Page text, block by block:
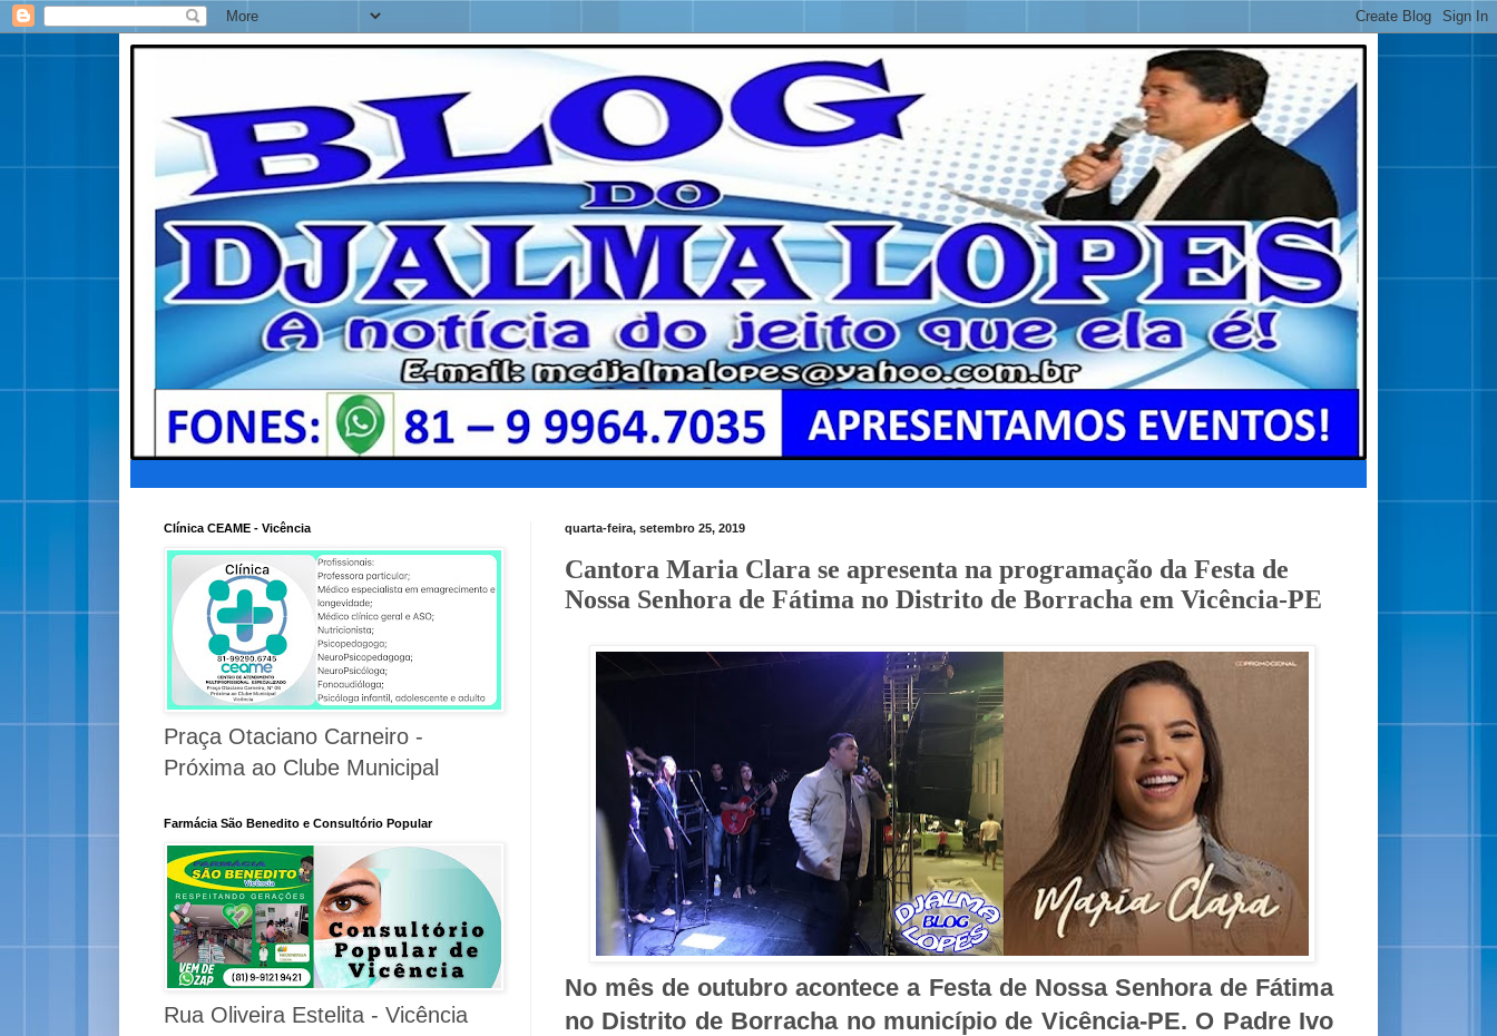
quarta-feira, setembro 25, 2019
Cantora Maria Clara se apresenta na programação da Festa de
Nossa Senhora de Fátima no Distrito de Borracha em Vicência-PE
No mês de outubro acontece a Festa de Nossa Senhora de Fátima
no Distrito de Borracha no município de Vicência-PE. O Padre Ivo
Clínica CEAME - Vicência
Praça Otaciano Carneiro -
Próxima ao Clube Municipal
Farmácia São Benedito e Consultório Popular
Rua Oliveira Estelita - Vicência